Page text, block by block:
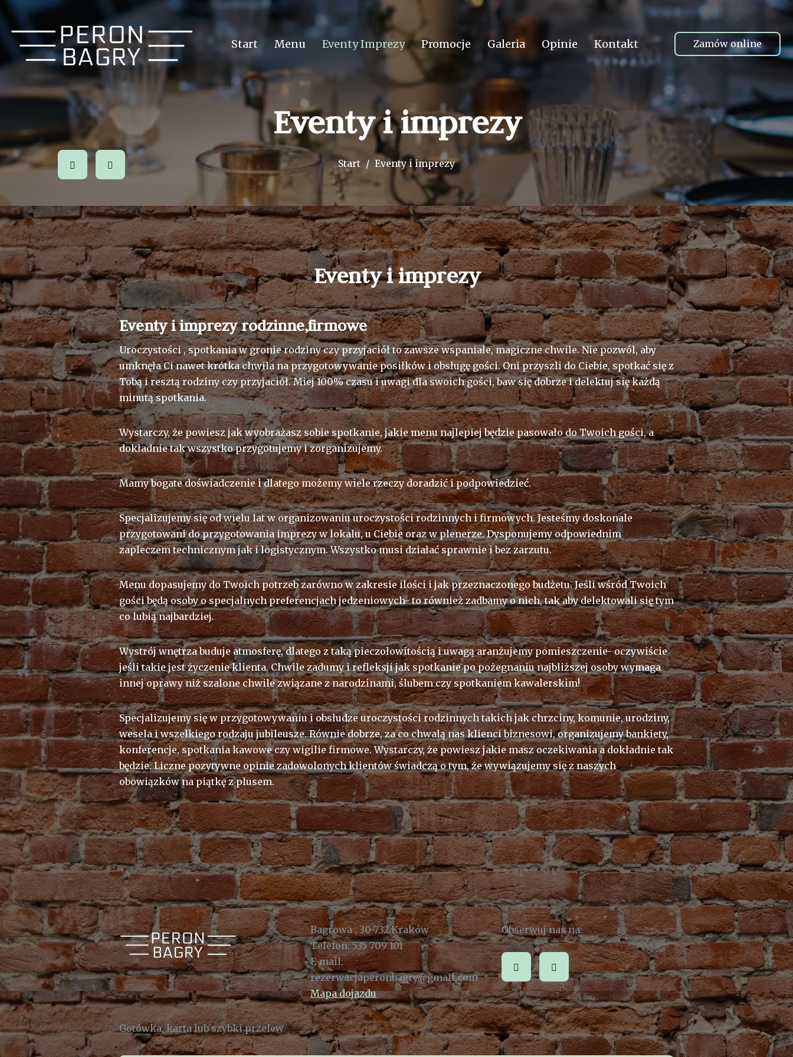
Start Menu Eventy Imprezy Promocje Galeria Opinie Kontakt Zamów online
Eventy i imprezy
Start Eventy i imprezy
Eventy i imprezy
Eventy i imprezy rodzinne,firmowe
Uroczystości , spotkania w gronie rodziny czy przyjaciół to zawsze wspaniałe, magiczne chwile. Nie pozwól, aby
umknęła Ci nawet krótka chwila na przygotowywanie posiłków i obsługę gości. Oni przyszli do Ciebie, spotkać się z
Tobą i resztą rodziny czy przyjaciół. Miej 100% czasu i uwagi dla swoich gości, baw się dobrze i delektuj się każdą
minutą spotkania.
Wystarczy, że powiesz jak wyobrażasz sobie spotkanie, jakie menu najlepiej będzie pasowało do Twoich gości, a
dokładnie tak wszystko przygotujemy i zorganizujemy.
Mamy bogate doświadczenie i dlatego możemy wiele rzeczy doradzić i podpowiedzieć.
Specjalizujemy się od wielu lat w organizowaniu uroczystości rodzinnych i firmowych. Jesteśmy doskonale
przygotowani do przygotowania imprezy w lokalu, u Ciebie oraz w plenerze. Dysponujemy odpowiednim
zapleczem technicznym jak i logistycznym. Wszystko musi działać sprawnie i bez zarzutu.
Menu dopasujemy do Twoich potrzeb zarówno w zakresie ilości i jak przeznaczonego budżetu. Jeśli wśród Twoich
gości będą osoby o specjalnych preferencjach jedzeniowych- to również zadbamy o nich, tak aby delektowali się tym
co lubią najbardziej.
Wystrój wnętrza buduje atmosferę, dlatego z taką pieczołowitością i uwagą aranżujemy pomieszczenie- oczywiście
jeśli takie jest życzenie klienta. Chwile zadumy i refleksji jak spotkanie po pożegnaniu najbliższej osoby wymaga
innej oprawy niż szalone chwile związane z narodzinami, ślubem czy spotkaniem kawalerskim!
Specjalizujemy się w przygotowywaniu i obsłudze uroczystości rodzinnych takich jak chrzciny, komunie, urodziny,
wesela i wszelkiego rodzaju jubileusze. Równie dobrze, za co chwalą nas klienci biznesowi, organizujemy bankiety,
konferencje, spotkania kawowe czy wigilie firmowe. Wystarczy, że powiesz jakie masz oczekiwania a dokładnie tak
będzie. Liczne pozytywne opinie zadowolonych klientów świadczą o tym, że wywiązujemy się z naszych
obowiązków na piątkę z plusem.
Bagrowa , 30-732 Kraków
Telefon:535 709 101
E-mail:
rezerwacjaperonbagry@gmail.com
Mapa dojazdu
Obserwuj nas na:
Gotówka, karta lub szybki przelew